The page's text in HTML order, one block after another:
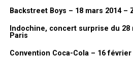
Backstreet Boys – 18 mars 2014 –
Indochine, concert surprise du 28
Paris
Convention Coca-Cola – 16 février